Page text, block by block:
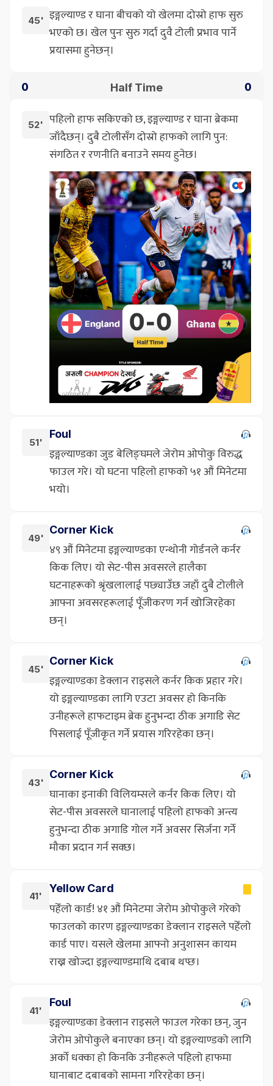
45' इङ्गल्याण्ड र घाना बीचको यो खेलमा दोस्रो हाफ सुरु
भएको छ। खेल पुनः सुरु गर्दा दुवै टोली प्रभाव पार्ने
प्रयासमा हुनेछन्।
0 Half Time 0
52' पहिलो हाफ सकिएको छ, इङ्गल्याण्ड र घाना ब्रेकमा
जाँदैछन्। दुबै टोलीसँग दोस्रो हाफको लागि पुन:
संगठित र रणनीति बनाउने समय हुनेछ।
51'
Foul
इङ्गल्याण्डका जुड बेलिङ्घमले जेरोम ओपोकु विरुद्ध
फाउल गरे। यो घटना पहिलो हाफको ५१ औं मिनेटमा
भयो।
49'
Corner Kick
४९ औं मिनेटमा इङ्गल्याण्डका एन्थोनी गोर्डनले कर्नर
किक लिए। यो सेट-पीस अवसरले हालैका
घटनाहरूको श्रृंखलालाई पछ्याउँछ जहाँ दुबै टोलीले
आफ्ना अवसरहरूलाई पूँजीकरण गर्न खोजिरहेका
छन्।
45'
Corner Kick
इङ्गल्याण्डका डेक्लान राइसले कर्नर किक प्रहार गरे।
यो इङ्गल्याण्डका लागि एउटा अवसर हो किनकि
उनीहरूले हाफटाइम ब्रेक हुनुभन्दा ठीक अगाडि सेट
पिसलाई पूँजीकृत गर्ने प्रयास गरिरहेका छन्।
43'
Corner Kick
घानाका इनाकी विलियम्सले कर्नर किक लिए। यो
सेट-पीस अवसरले घानालाई पहिलो हाफको अन्त्य
हुनुभन्दा ठीक अगाडि गोल गर्ने अवसर सिर्जना गर्ने
मौका प्रदान गर्न सक्छ।
41'
Yellow Card
पहेँलो कार्ड! ४१ औं मिनेटमा जेरोम ओपोकुले गरेको
फाउलको कारण इङ्गल्याण्डका डेक्लान राइसले पहेँलो
कार्ड पाए। यसले खेलमा आफ्नो अनुशासन कायम
राख्न खोज्दा इङ्गल्याण्डमाथि दबाब थप्छ।
41'
Foul
इङ्गल्याण्डका डेक्लान राइसले फाउल गरेका छन्, जुन
जेरोम ओपोकुले बनाएका छन्। यो इङ्गल्याण्डको लागि
अर्को धक्का हो किनकि उनीहरूले पहिलो हाफमा
घानाबाट दबाबको सामना गरिरहेका छन्।